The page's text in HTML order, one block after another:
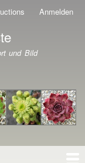
Anmelden
und Bild